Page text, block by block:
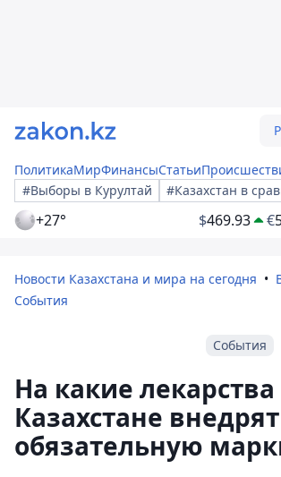
ПолитикаМирФинансыСтатьи
#Выборы в Курултай
#Казахстан в
+27° $469.93 €
Новости Казахстана и мира на сегодня
События
События
На какие лекарства
Казахстане внедрят
обязательную